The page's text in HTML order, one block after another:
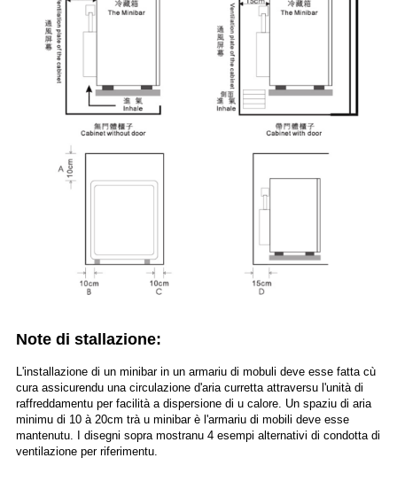
Note di stallazione:
L'installazione di un minibar in un armariu di mobuli deve esse fatta cù
cura assicurendu una circulazione d'aria curretta attraversu l'unità di
raffreddamentu per facilità a dispersione di u calore. Un spaziu di aria
minimu di 10 à 20cm trà u minibar è l'armariu di mobili deve esse
mantenutu. I disegni sopra mostranu 4 esempi alternativi di condotta di
ventilazione per riferimentu.